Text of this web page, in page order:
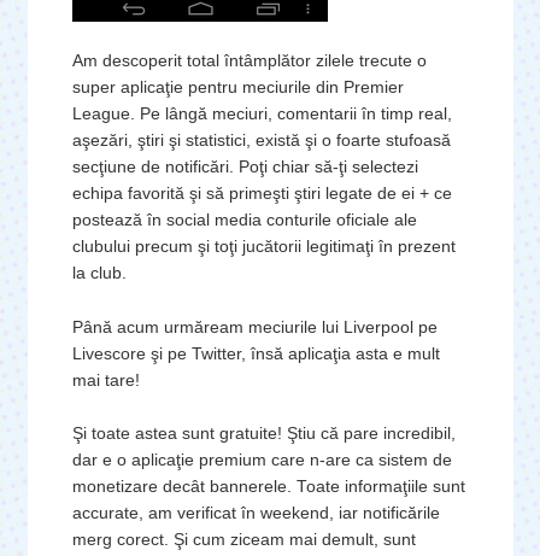
Am descoperit total întâmplător zilele trecute o
super aplicaţie pentru meciurile din Premier
League. Pe lângă meciuri, comentarii în timp real,
aşezări, ştiri şi statistici, există şi o foarte stufoasă
secţiune de notificări. Poţi chiar să-ţi selectezi
echipa favorită şi să primeşti ştiri legate de ei + ce
postează în social media conturile oficiale ale
clubului precum şi toţi jucătorii legitimaţi în prezent
la club.
Până acum urmăream meciurile lui Liverpool pe
Livescore şi pe Twitter, însă aplicaţia asta e mult
mai tare!
Şi toate astea sunt gratuite! Ştiu că pare incredibil,
dar e o aplicaţie premium care n-are ca sistem de
monetizare decât bannerele. Toate informaţiile sunt
accurate, am verificat în weekend, iar notificările
merg corect. Şi cum ziceam mai demult, sunt